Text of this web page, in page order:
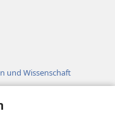
und Wissenschaft